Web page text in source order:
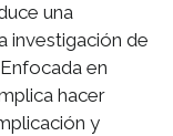
una
investigación de
en
hacer
y